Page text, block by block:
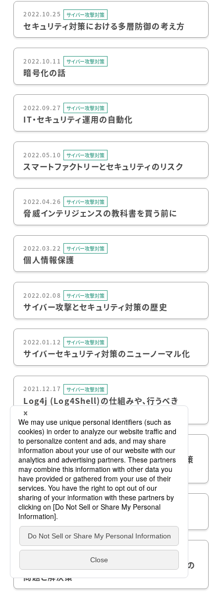
2022.10.25 サイバー攻撃対策
セキュリティ対策における多層防御の考え方
2022.10.11 サイバー攻撃対策
暗号化の話
2022.09.27 サイバー攻撃対策
IT・セキュリティ運用の自動化
2022.05.10 サイバー攻撃対策
スマートファクトリーとセキュリティのリスク
2022.04.26 サイバー攻撃対策
脅威インテリジェンスの教科書を買う前に
2022.03.22 サイバー攻撃対策
個人情報保護
2022.02.08 サイバー攻撃対策
サイバー攻撃とセキュリティ対策の歴史
2022.01.12 サイバー攻撃対策
サイバーセキュリティ対策のニューノーマル化
2021.12.17 サイバー攻撃対策
Log4j (Log4Shell)の仕組みや、行うべき
Log4jの脆弱性対策を解説
2021.12.13 サイバー攻撃対策
ランサムウェアWannaCryとは？ 仕組み、対策
と感染確認方法、日本の被害事例
2021.12.07 サイバー攻撃対策
サプライチェーン攻撃は中小企業を狙う
2021.11.30
パッチ適用が困難？動作検証（テスト）や運用の
問題と解決策